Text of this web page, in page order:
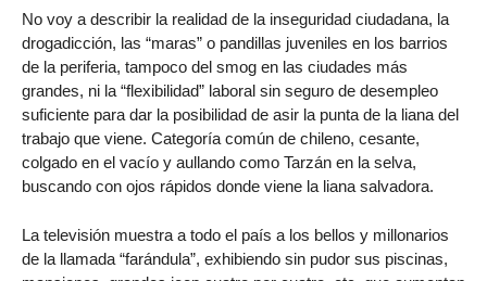
No voy a describir la realidad de la inseguridad ciudadana, la
drogadicción, las “maras” o pandillas juveniles en los barrios
de la periferia, tampoco del smog en las ciudades más
grandes, ni la “flexibilidad” laboral sin seguro de desempleo
suficiente para dar la posibilidad de asir la punta de la liana del
trabajo que viene. Categoría común de chileno, cesante,
colgado en el vacío y aullando como Tarzán en la selva,
buscando con ojos rápidos donde viene la liana salvadora.
La televisión muestra a todo el país a los bellos y millonarios
de la llamada “farándula”, exhibiendo sin pudor sus piscinas,